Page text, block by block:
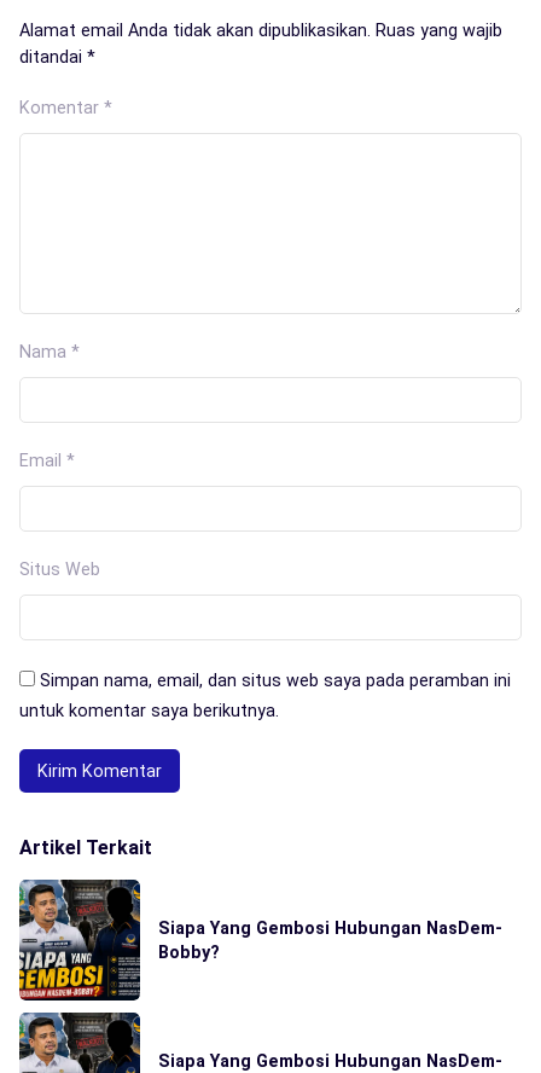
Alamat email Anda tidak akan dipublikasikan.
Ruas yang wajib
ditandai *
Komentar *
Nama *
Email *
Situs Web
Simpan nama, email, dan situs web saya pada peramban ini
untuk komentar saya berikutnya.
Artikel Terkait
Siapa Yang Gembosi Hubungan NasDem-
Bobby?
Siapa Yang Gembosi Hubungan NasDem-